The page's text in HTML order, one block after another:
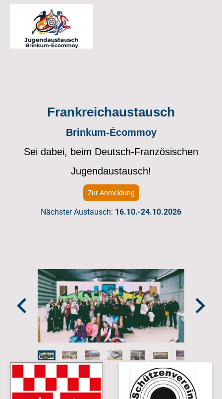
Frankreichaustausch
Brinkum-Écommoy
Sei dabei, beim Deutsch-Französischen
Jugendaustausch!
Zur Anmeldung
Nächster Austausch: 16.10.-24.10.2026